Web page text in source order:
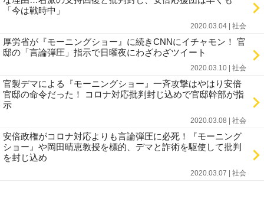
「今は戦時中」
2020.03.04 | 社会
厚労省が『モーニングショー』に続きCNNにイチャモン！ 官
邸の「言論弾圧」指示で日曜夜にわざわざツイート
2020.03.10 | 社会
官製デマによる『モーニングショー』一斉攻撃はやはり安倍
官邸の命令だった！ コロナ対応批判封じ込めで官邸幹部が指
示
2020.03.08 | 社会
安倍政権がコロナ対応よりも言論弾圧に必死！『モーニング
ショー』や岡田晴恵教授を標的、デマと詐術を駆使して批判
を封じ込め
2020.03.07 | 社会